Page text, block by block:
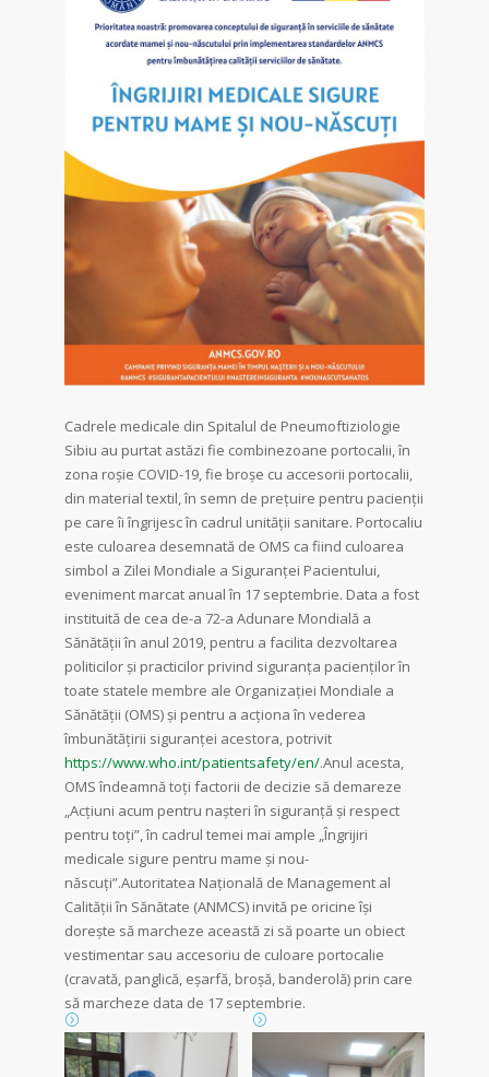
Cadrele medicale din Spitalul de Pneumoftiziologie
Sibiu au purtat astăzi fie combinezoane portocalii, în
zona roșie COVID-19, fie broșe cu accesorii portocalii,
din material textil, în semn de prețuire pentru pacienții
pe care îi îngrijesc în cadrul unității sanitare. Portocaliu
este culoarea desemnată de OMS ca fiind culoarea
simbol a Zilei Mondiale a Siguranței Pacientului,
eveniment marcat anual în 17 septembrie. Data a fost
instituită de cea de-a 72-a Adunare Mondială a
Sănătăţii în anul 2019, pentru a facilita dezvoltarea
politicilor şi practicilor privind siguranţa pacienţilor în
toate statele membre ale Organizaţiei Mondiale a
Sănătăţii (OMS) şi pentru a acţiona în vederea
îmbunătăţirii siguranţei acestora, potrivit
https://www.who.int/patientsafety/en/.Anul acesta,
OMS îndeamnă toți factorii de decizie să demareze
„Acțiuni acum pentru nașteri în siguranță și respect
pentru toți”, în cadrul temei mai ample „Îngrijiri
medicale sigure pentru mame și nou-
născuți”.Autoritatea Națională de Management al
Calității în Sănătate (ANMCS) invită pe oricine își
dorește să marcheze această zi să poarte un obiect
vestimentar sau accesoriu de culoare portocalie
(cravată, panglică, eșarfă, broșă, banderolă) prin care
să marcheze data de 17 septembrie.